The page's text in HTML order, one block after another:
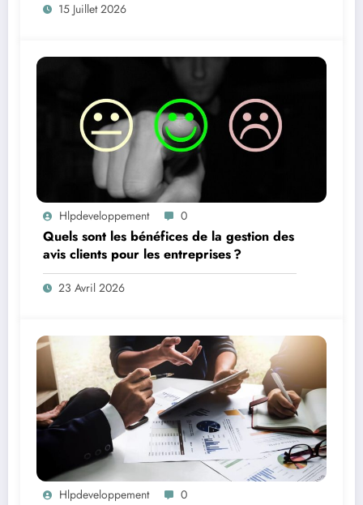
15 Juillet 2026
Hlpdeveloppement 0
Quels sont les bénéfices de la gestion des
avis clients pour les entreprises ?
23 Avril 2026
Hlpdeveloppement 0